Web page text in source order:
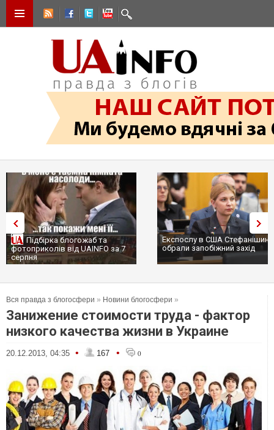
Підбірка блогожаб та
фотоприколів від UAINFO за 7
серпня
Експослу в США Стефанішиній
обрали запобіжний захід
Вся правда з блогосфери » Новини блогосфери »
Занижение стоимости труда - фактор
низкого качества жизни в Украине
20.12.2013, 04:35 • 167 • 0